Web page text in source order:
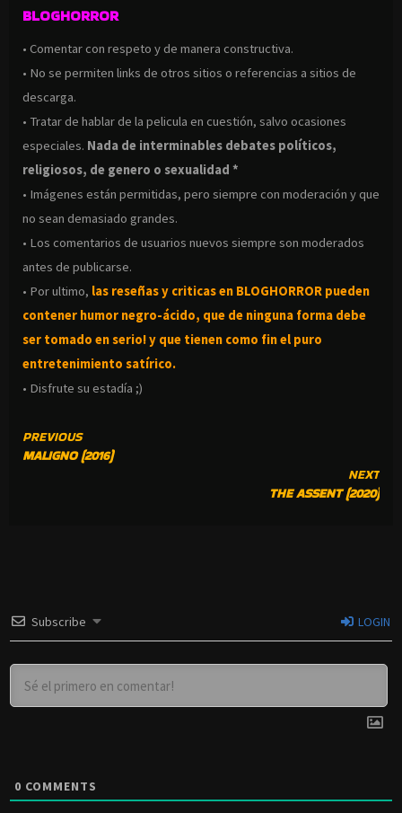
BLOGHORROR
• Comentar con respeto y de manera constructiva.
• No se permiten links de otros sitios o referencias a sitios de
descarga.
• Tratar de hablar de la pelicula en cuestión, salvo ocasiones
especiales. Nada de interminables debates políticos,
religiosos, de genero o sexualidad *
• Imágenes están permitidas, pero siempre con moderación y que
no sean demasiado grandes.
• Los comentarios de usuarios nuevos siempre son moderados
antes de publicarse.
• Por ultimo, las reseñas y criticas en BLOGHORROR pueden
contener humor negro-ácido, que de ninguna forma debe
ser tomado en serio! y que tienen como fin el puro
entretenimiento satírico.
• Disfrute su estadía ;)
CONTINUE
READING
PREVIOUS
MALIGNO (2016)
NEXT
THE ASSENT (2020)
Subscribe LOGIN
0 COMMENTS